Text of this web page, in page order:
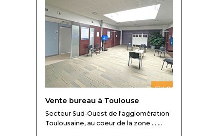
Vente bureau à Toulouse
Secteur Sud-Ouest de l'agglomération
Toulousaine, au coeur de la zone ... ...